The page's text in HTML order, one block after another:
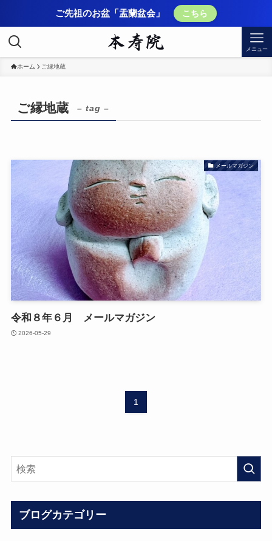
ご先祖のお盆「盂蘭盆会」 こちら
メニュー
ホーム ご縁地蔵
ご縁地蔵 – tag –
メールマガジン
令和８年６月 メールマガジン
2026-05-29
1
ブログカテゴリー